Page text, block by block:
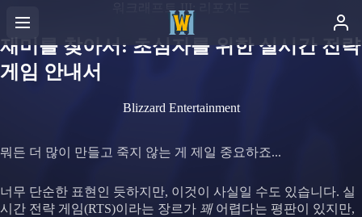
워크래프트 III: 리포지드
재미를 찾아서: 초심자를 위한 실시간 전략
게임 안내서
Blizzard Entertainment
뭐든 더 많이 만들고 죽지 않는 게 제일 중요하죠...
너무 단순한 표현인 듯하지만, 이것이 사실일 수도 있습니다. 실
시간 전략 게임(RTS)이라는 장르가 꽤어렵다는 평판이 있지만,